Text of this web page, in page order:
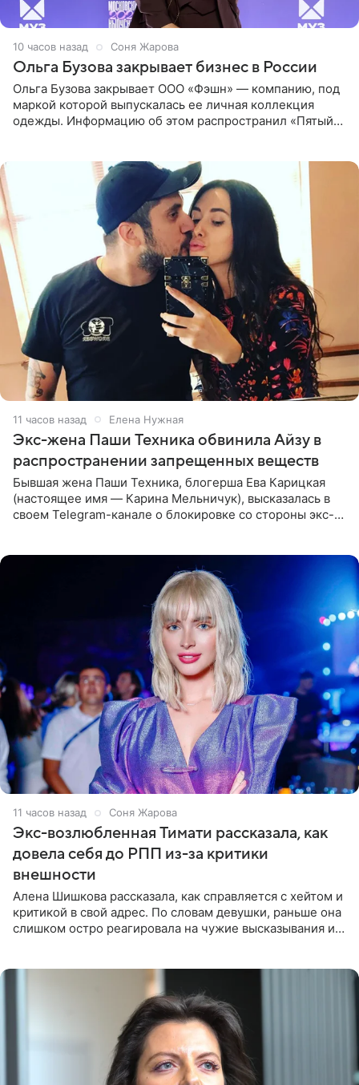
10 часов назад Соня Жарова
Ольга Бузова закрывает бизнес в России
Ольга Бузова закрывает ООО «Фэшн» — компанию, под
маркой которой выпускалась ее личная коллекция
одежды. Информацию об этом распространил «Пятый
11 часов назад Елена Нужная
Экс-жена Паши Техника обвинила Айзу в
распространении запрещенных веществ
Бывшая жена Паши Техника, блогерша Ева Карицкая
(настоящее имя — Карина Мельничук), высказалась в
своем Telegram-канале о блокировке со стороны экс-
11 часов назад Соня Жарова
Экс-возлюбленная Тимати рассказала, как
довела себя до РПП из-за критики
внешности
Алена Шишкова рассказала, как справляется с хейтом и
критикой в свой адрес. По словам девушки, раньше она
слишком остро реагировала на чужие высказывания и